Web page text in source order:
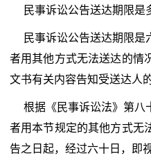
民事诉讼公告送达期限是
民事诉讼公告送达期限
者用其他方式无法送达的情
文书有关内容告知受送达人
根据《民事诉讼法》第八
者用本节规定的其他方式无
告之日起，经过六十日，即